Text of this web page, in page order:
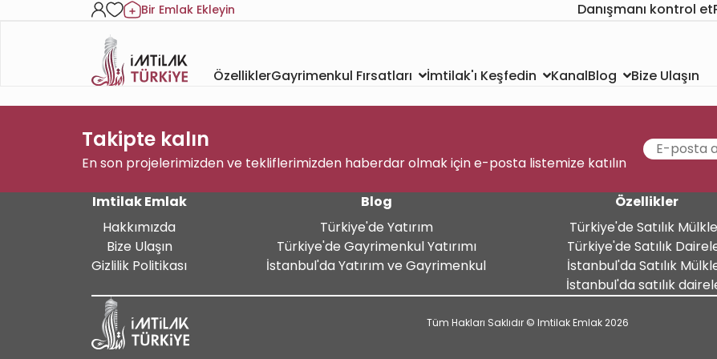
Bir Emlak Ekleyin Danışmanı kontrol et
ÖzelliklerGayrimenkul Fırsatları İmtilak'ı Keşfedin KanalBlog Bize Ulaşın
Takipte kalın
En son projelerimizden ve tekliflerimizden haberdar olmak için e-posta listemize katılın
Imtilak Emlak
Hakkımızda
Bize Ulaşın
Gizlilik Politikası
Blog
Türkiye'de Yatırım
Türkiye'de Gayrimenkul Yatırımı
İstanbul'da Yatırım ve Gayrimenkul
Özellikler
Türkiye'de Satılık
Türkiye'de Satılık
İstanbul'da Satılık
İstanbul'da satılık
Tüm Hakları Saklıdır © Imtilak Emlak 2026